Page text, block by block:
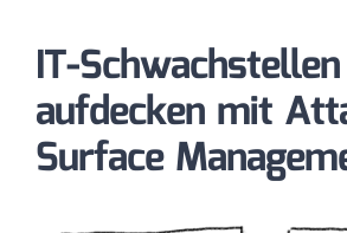
IT-Schwachstellen
aufdecken mit
Surface